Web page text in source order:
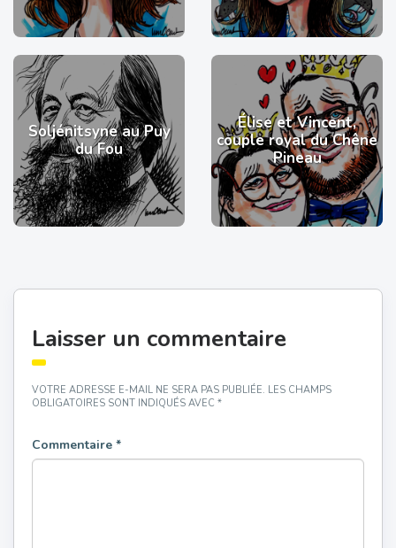
Soljénitsyne au Puy
du Fou
Élise et Vincent,
couple royal du Chêne
Pineau
Laisser un commentaire
VOTRE ADRESSE E-MAIL NE SERA PAS PUBLIÉE. LES CHAMPS
OBLIGATOIRES SONT INDIQUÉS AVEC *
Commentaire *